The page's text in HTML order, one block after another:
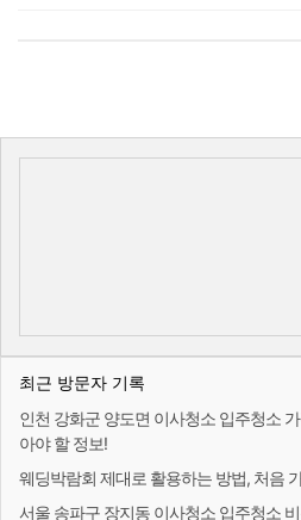
최근 방문자 기록
인천 강화군 양도면 이사청소 입주청소
아야 할 정보!
웨딩박람회 제대로 활용하는 방법, 처음
서울 송파구 장지동 이사청소 입주청소